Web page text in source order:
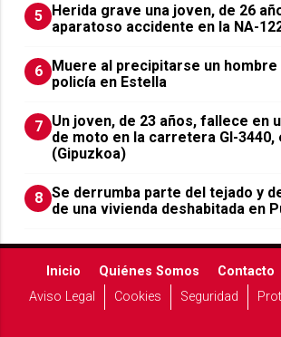
5 Herida grave una joven, de 26
aparatoso accidente en la NA-
6 Muere al precipitarse un hombre
policía en Estella
7 Un joven, de 23 años, fallece en
de moto en la carretera GI-3440,
(Gipuzkoa)
8 Se derrumba parte del tejado y
de una vivienda deshabitada en
Inicio Quiénes Somos Contacto
Aviso Legal
Cookies Seguridad